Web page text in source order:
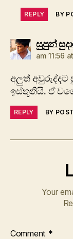
REPLY BY
සුපුන්
am 11:56
අලුත් අවුරුද්දට
ඉස්තූතියි. ඒ
REPLY BY
Your
Comment *